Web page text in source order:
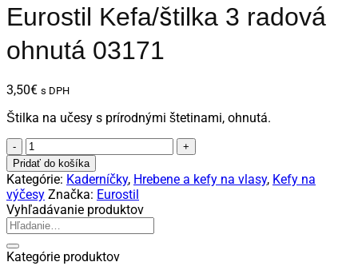
Eurostil Kefa/štilka 3 radová
ohnutá 03171
3,50€ s DPH
Štilka na učesy s prírodnými štetinami, ohnutá.
množstvo
Eurostil
Kefa/
štilka
3
radová
ohnutá
03171
Pridať do košíka
Kategórie: Kaderníčky, Hrebene a kefy na vlasy, Kefy na
výčesy Značka: Eurostil
Vyhľadávanie produktov
Hľadať:
Kategórie produktov